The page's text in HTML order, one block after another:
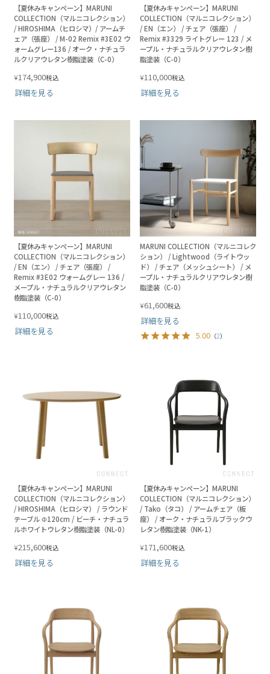
【夏休みキャンペーン】MARUNI
COLLECTION（マルニコレクション）
/ HIROSHIMA（ヒロシマ）/ アームチ
ェア（張座） / M-02 Remix #3E02 ウ
ォームグレー136 / オーク・ナチュラ
ルクリアウレタン樹脂塗装（C-0）
¥174,900税込
詳細を見る
【夏休みキャンペーン】MARUNI
COLLECTION（マルニコレクション）
/ EN（エン） / チェア（張座） /
Remix #3329 ライトグレー 123 / メ
ープル・ナチュラルクリアウレタン樹
脂塗装（C-0）
¥110,000税込
詳細を見る
【夏休みキャンペーン】MARUNI
COLLECTION（マルニコレクション）
/ EN（エン） / チェア（張座） /
Remix #3E02 ウォームグレー 136 /
メープル・ナチュラルクリアウレタン
樹脂塗装（C-0）
¥110,000税込
詳細を見る
MARUNI COLLECTION（マルニコレク
ション） / Lightwood（ライトウッ
ド） / チェア（メッシュシート） / メ
ープル・ナチュラルクリアウレタン樹
脂塗装（C-0）
¥61,600税込
詳細を見る
5.00 （2）
【夏休みキャンペーン】MARUNI
COLLECTION（マルニコレクション）
/ HIROSHIMA（ヒロシマ） / ラウンド
テーブル Φ120cm / ビーチ・ナチュラ
ルホワイトウレタン樹脂塗装（NL-0）
¥215,600税込
詳細を見る
【夏休みキャンペーン】MARUNI
COLLECTION（マルニコレクション）
/ Tako（タコ） / アームチェア（板
座） / オーク・ナチュラルブラックウ
レタン樹脂塗装（NK-1）
¥171,600税込
詳細を見る